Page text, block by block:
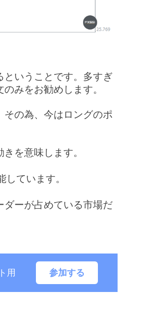
いうことです。多すぎ
みをお勧めします。
の為、今はロングのポ
を意味します。
ています。
ーが占めている市場だ
用 参加する